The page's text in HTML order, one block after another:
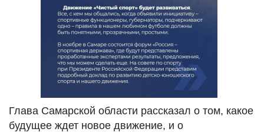
Глава Самарской области рассказал о том, какое
будущее ждет новое движение, и о